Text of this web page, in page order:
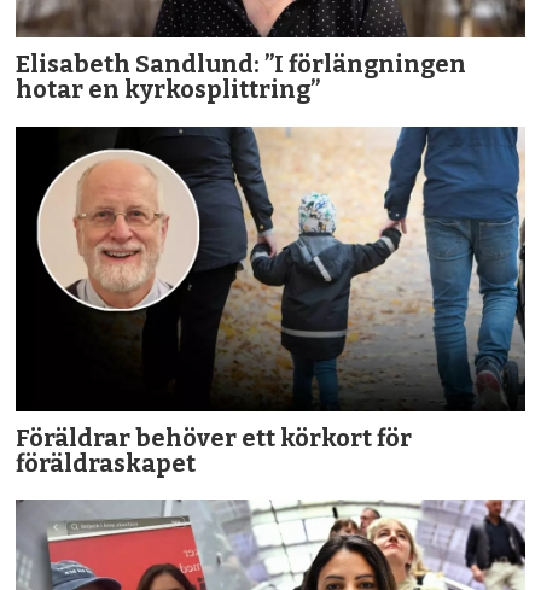
Elisabeth Sandlund: ”I förlängningen
hotar en kyrkosplittring”
Föräldrar behöver ett körkort för
föräldraskapet